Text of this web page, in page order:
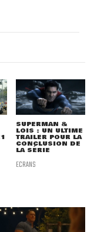
SUPERMAN &
LOIS : UN ULTIME
TRAILER POUR LA
CONCLUSION DE
LA SÉRIE
ECRANS